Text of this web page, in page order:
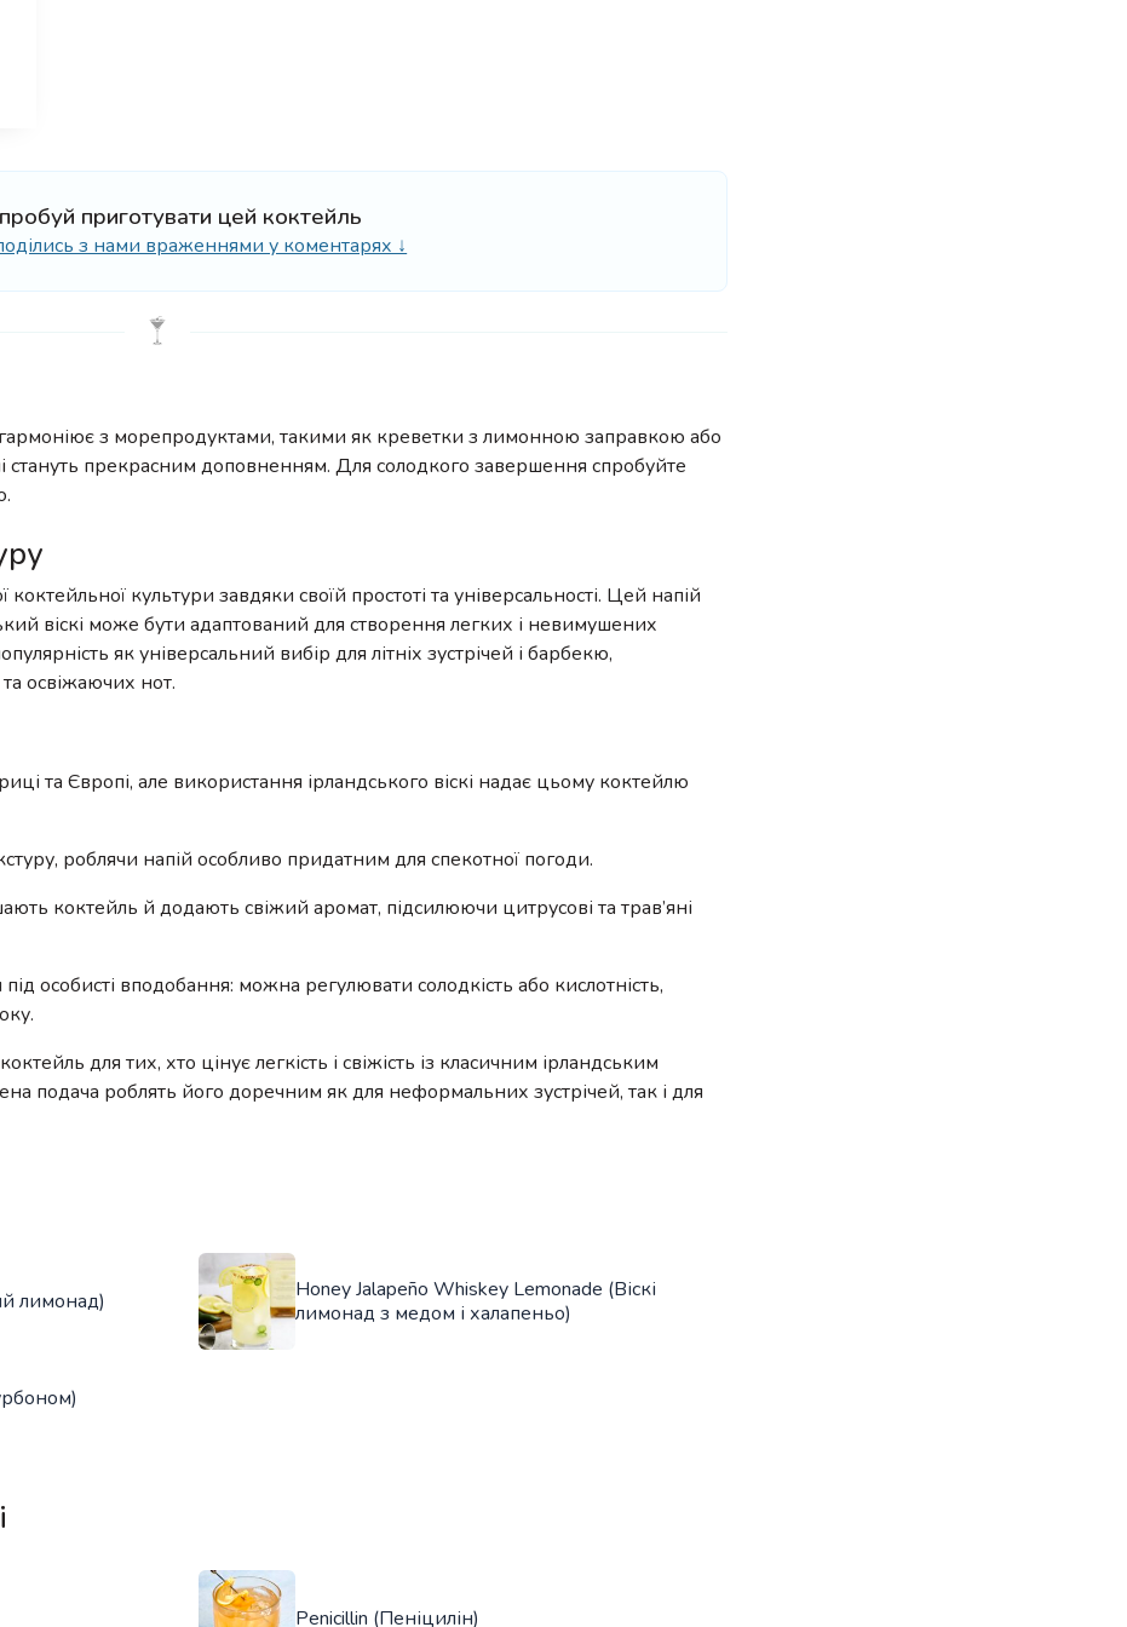
приготувати цей коктейль
з нами враженнями у коментарях ↓
з морепродуктами, такими як креветки з лимонною заправкою або
стануть прекрасним доповненням. Для солодкого завершення спробуйте
культури завдяки своїй простоті та універсальності. Цей напій
віскі може бути адаптований для створення легких і невимушених
як універсальний вибір для літніх зустрічей і барбекю,
освіжаючих нот.
та Європі, але використання ірландського віскі надає цьому коктейлю
роблячи напій особливо придатним для спекотної погоди.
коктейль й додають свіжий аромат, підсилюючи цитрусові та трав’яні
особисті вподобання: можна регулювати солодкість або кислотність,
для тих, хто цінує легкість і свіжість із класичним ірландським
подача роблять його доречним як для неформальних зустрічей, так і для
лимонад)
Honey Jalapeño Whiskey Lemonade (Віскі
лимонад з медом і халапеньо)
Penicillin (Пеніцилін)